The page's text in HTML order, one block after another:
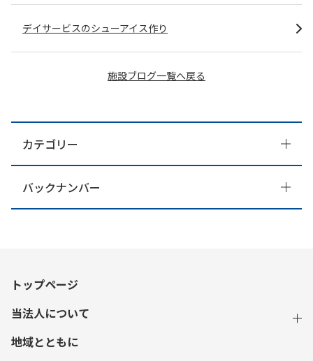
施設ブログ一覧へ戻る
デイサービスのシューアイス作り
カテゴリー
バックナンバー
トップページ
当法人について
地域とともに